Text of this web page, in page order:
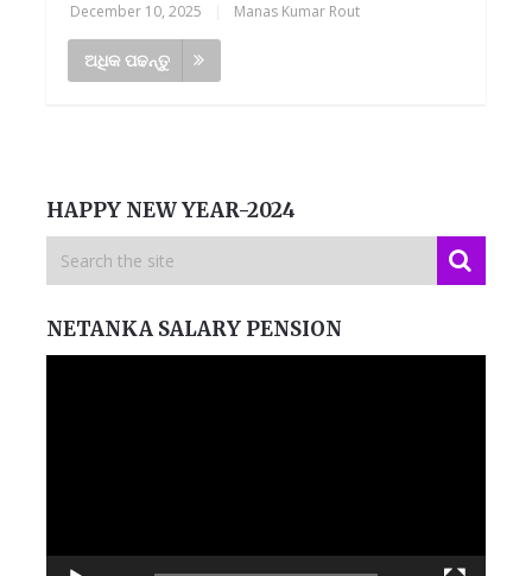
December 10, 2025 Manas Kumar Rout
ଅଧିକ ପଢନ୍ତୁ
HAPPY NEW YEAR-2024
NETANKA SALARY PENSION